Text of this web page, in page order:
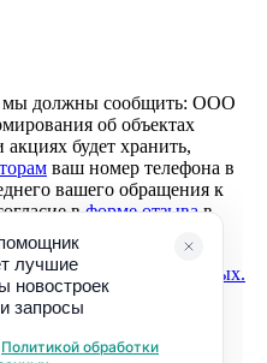
мы должны сообщить: ООО
об объектах
будет хранить,
ваш номер телефона в
вашего обращения к
вформе отзывав
персональных данных.